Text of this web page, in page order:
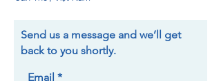
Send us a message and we’ll get
back to you shortly.
Email